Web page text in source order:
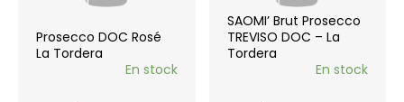
Prosecco DOC Rosé
La Tordera
En stock
SAOMI’ Brut Prosecco
TREVISO DOC – La
Tordera
En stock